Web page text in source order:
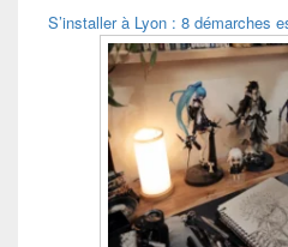
S’installer à Lyon : 8 démarches